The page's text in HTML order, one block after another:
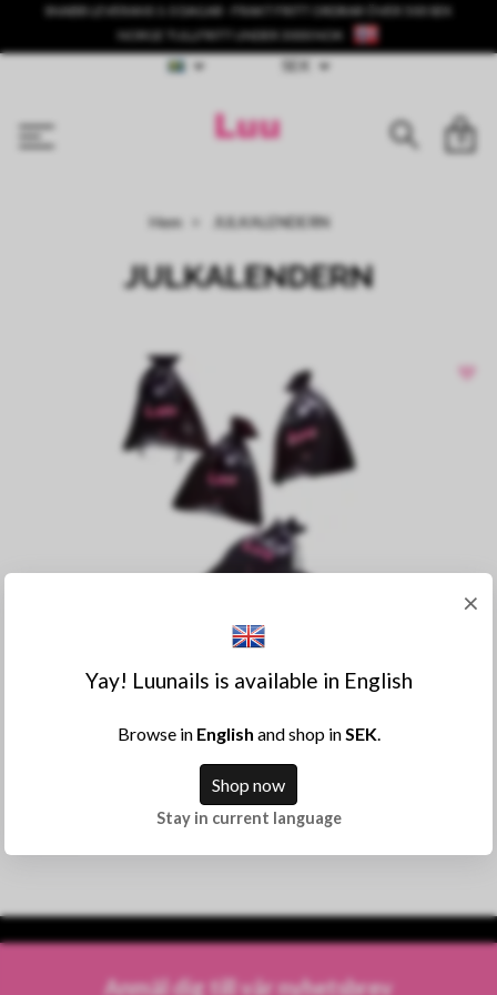
SNABB LEVERANS 1-3 DAGAR - FRAKT FRITT ORDRAR ÖVER 500 SEK
NORGE TULLFRITT UNDER 3000 NOK
0
Hem JULKALENDERN
JULKALENDERN
Till produkten
Julkalender 2026
Anmäl dig till vår nyhetsbrev
×
Yay! Luunails is available in English
Browse in English and shop in SEK.
Shop now
Stay in current language